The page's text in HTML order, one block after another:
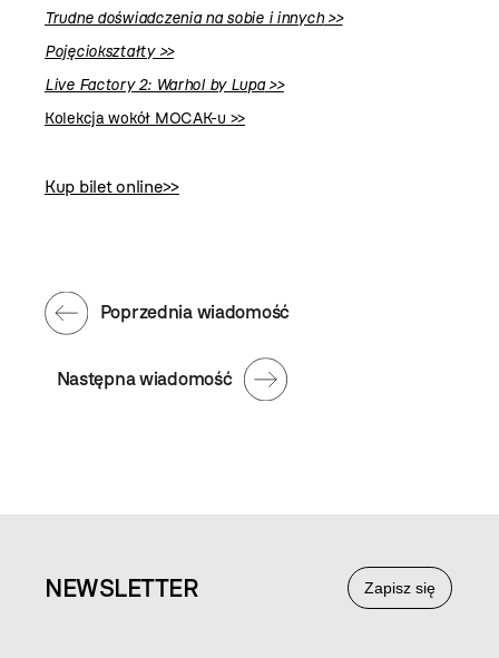
Trudne doświadczenia na sobie i innych>>
Pojęciokształty >>
Live Factory 2: Warhol by Lupa>>
Kolekcja wokół MOCAK-u >>
Kup bilet online>>
Następna wiadomość
Poprzednia wiadomość
Zapisz się
NEWSLETTER